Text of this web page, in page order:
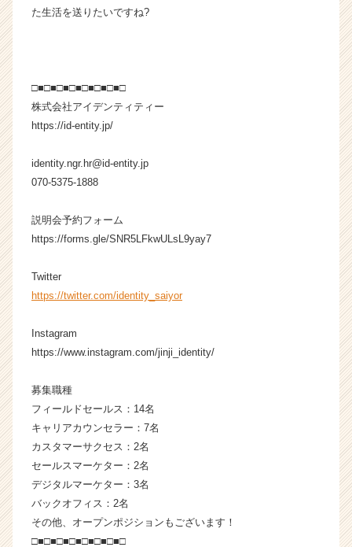
ャ
e
a
た生活を送りたいですね?
□■□■□■□■□■□■□■□
株式会社アイデンティティー
https://id-entity.jp/
identity.ngr.hr@id-entity.jp
070-5375-1888
説明会予約フォーム
https://forms.gle/SNR5LFkwULsL9yay7
Twitter
https://twitter.com/identity_saiyor
Instagram
https://www.instagram.com/jinji_identity/
募集職種
フィールドセールス：14名
キャリアカウンセラー：7名
カスタマーサクセス：2名
セールスマーケター：2名
デジタルマーケター：3名
バックオフィス：2名
その他、オープンポジションもございます！
□■□■□■□■□■□■□■□